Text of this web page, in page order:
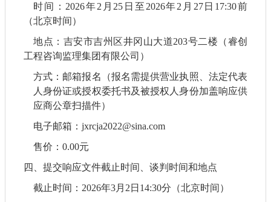
时间： 2026年2 月 25 日至 2026年2 月 27日 17:30前
（北京时间）
地点：吉安市吉州区井冈山大道203号二楼（睿创
工程咨询监理集团有限公司）
方式：邮箱报名（报名需提供营业执照、法定代表
人身份证或授权委托书及被授权人身份加盖响应供
应商公章扫描件）
电子邮箱： jxrcja2022@sina.com
售价： 0.00元
四、提交响应文件截止时间、谈判时间和地点
截止时间： 2026年3月 2 日 14:30分（北京时间）